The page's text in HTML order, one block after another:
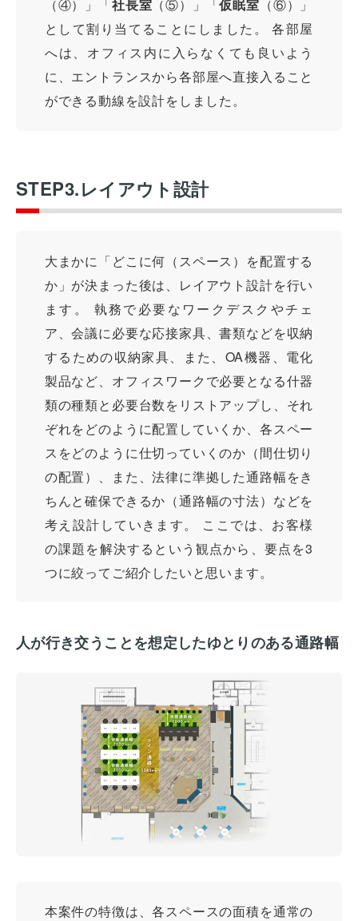
（④）」「社長室 （⑤）」「仮眠室 （⑥）」
として割り当てることにしました。 各部屋
へは、オフィス内に入らなくても良いよう
に、エントランスから各部屋へ直接入ること
ができる動線を設計をしました。
STEP3.レイアウト設計
大まかに「どこに何（スペース）を配置する
か」が決まった後は、レイアウト設計を行い
ます。 執務で必要なワークデスクやチェ
ア、会議に必要な応接家具、書類などを収納
するための収納家具、また、OA機器、電化
製品など、オフィスワークで必要となる什器
類の種類と必要台数をリストアップし、それ
ぞれをどのように配置していくか、各スペー
スをどのように仕切っていくのか（間仕切り
の配置）、また、法律に準拠した通路幅をき
ちんと確保できるか（通路幅の寸法）などを
考え設計していきます。 ここでは、お客様
の課題を解決するという観点から、要点を3
つに絞ってご紹介したいと思います。
人が行き交うことを想定したゆとりのある通路幅
本案件の特徴は、各スペースの面積を通常の